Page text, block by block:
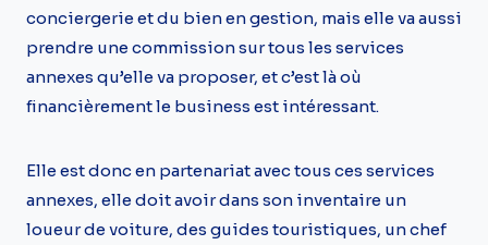
conciergerie et du bien en gestion, mais elle va aussi
prendre une commission sur tous les services
annexes qu’elle va proposer, et c’est là où
financièrement le business est intéressant.
Elle est donc en partenariat avec tous ces services
annexes, elle doit avoir dans son inventaire un
loueur de voiture, des guides touristiques, un chef